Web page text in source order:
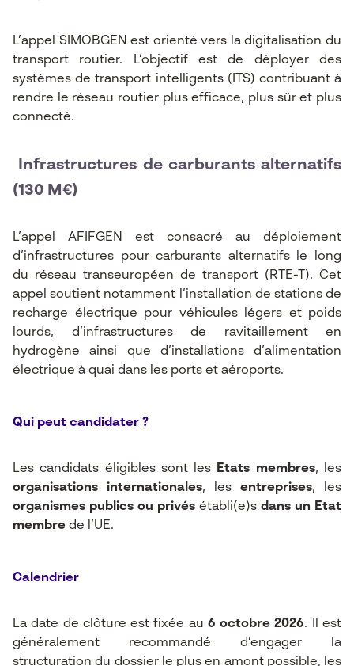
L’appel SIMOBGEN est orienté vers la digitalisation du
transport routier. L’objectif est de déployer des
systèmes de transport intelligents (ITS) contribuant à
rendre le réseau routier plus efficace, plus sûr et plus
connecté.
Infrastructures de carburants alternatifs
(130 M€)
L’appel AFIFGEN est consacré au déploiement
d’infrastructures pour carburants alternatifs le long
du réseau transeuropéen de transport (RTE-T). Cet
appel soutient notamment l’installation de stations de
recharge électrique pour véhicules légers et poids
lourds, d’infrastructures de ravitaillement en
hydrogène ainsi que d’installations d’alimentation
électrique à quai dans les ports et aéroports.
Qui peut candidater ?
Les candidats éligibles sont les Etats membres, les
organisations internationales, les entreprises, les
organismes publics ou privés établi(e)s dans un Etat
membre de l’UE.
Calendrier
La date de clôture est fixée au 6 octobre 2026. Il est
généralement recommandé d’engager la
structuration du dossier le plus en amont possible, les